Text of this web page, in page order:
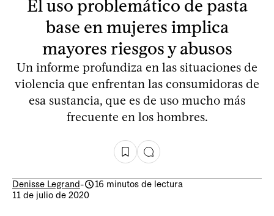
El uso problemático de pasta
base en mujeres implica
mayores riesgos y abusos
Un informe profundiza en las situaciones de
violencia que enfrentan las consumidoras de
esa sustancia, que es de uso mucho más
frecuente en los hombres.
Denisse Legrand-
16 minutos de lectura
11 de julio de 2020